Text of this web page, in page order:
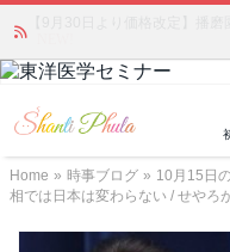
Home » 時事ブログ » 10月15日
相では日本は変わらない / せやろ